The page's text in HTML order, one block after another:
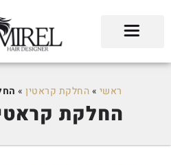
ראשי »החלקת קראטין »
החלקת